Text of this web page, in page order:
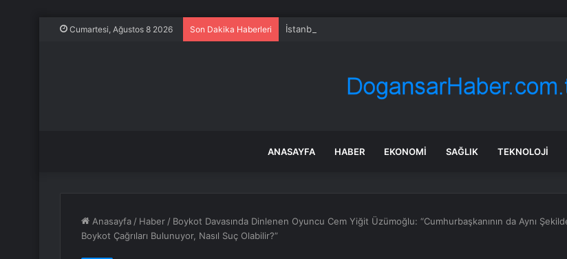
Cumartesi, Ağustos 8 2026 Son Dakika Haberleri İstanbul’da 128 yeni noktaya daha EDS geliyor
ANASAYFA HABER EKONOMI SAĞLIK TEKNOLOJI
Anasayfa / Haber / Boykot Davasında Dinlenen Oyuncu Cem Yiğit Üzümoğlu: “Cumhurbaşkanının da Aynı
Boykot Çağrıları Bulunuyor, Nasıl Suç Olabilir?”